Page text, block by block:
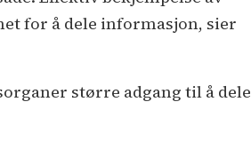
for å dele informasjon, sier
større adgang til å dele